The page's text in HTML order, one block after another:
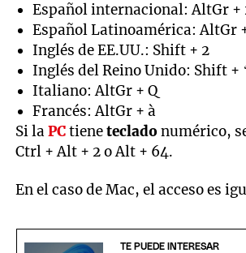
Español internacional: AltGr +
Español Latinoamérica: AltGr
Inglés de EE.UU.: Shift + 2
Inglés del Reino Unido: Shift + ‘
Italiano: AltGr + Q
Francés: AltGr + à
Si laPCtienetecladonumérico,
Ctrl + Alt + 2 o Alt + 64.
En el caso de Mac, el acceso es
TE PUEDE INTERESAR